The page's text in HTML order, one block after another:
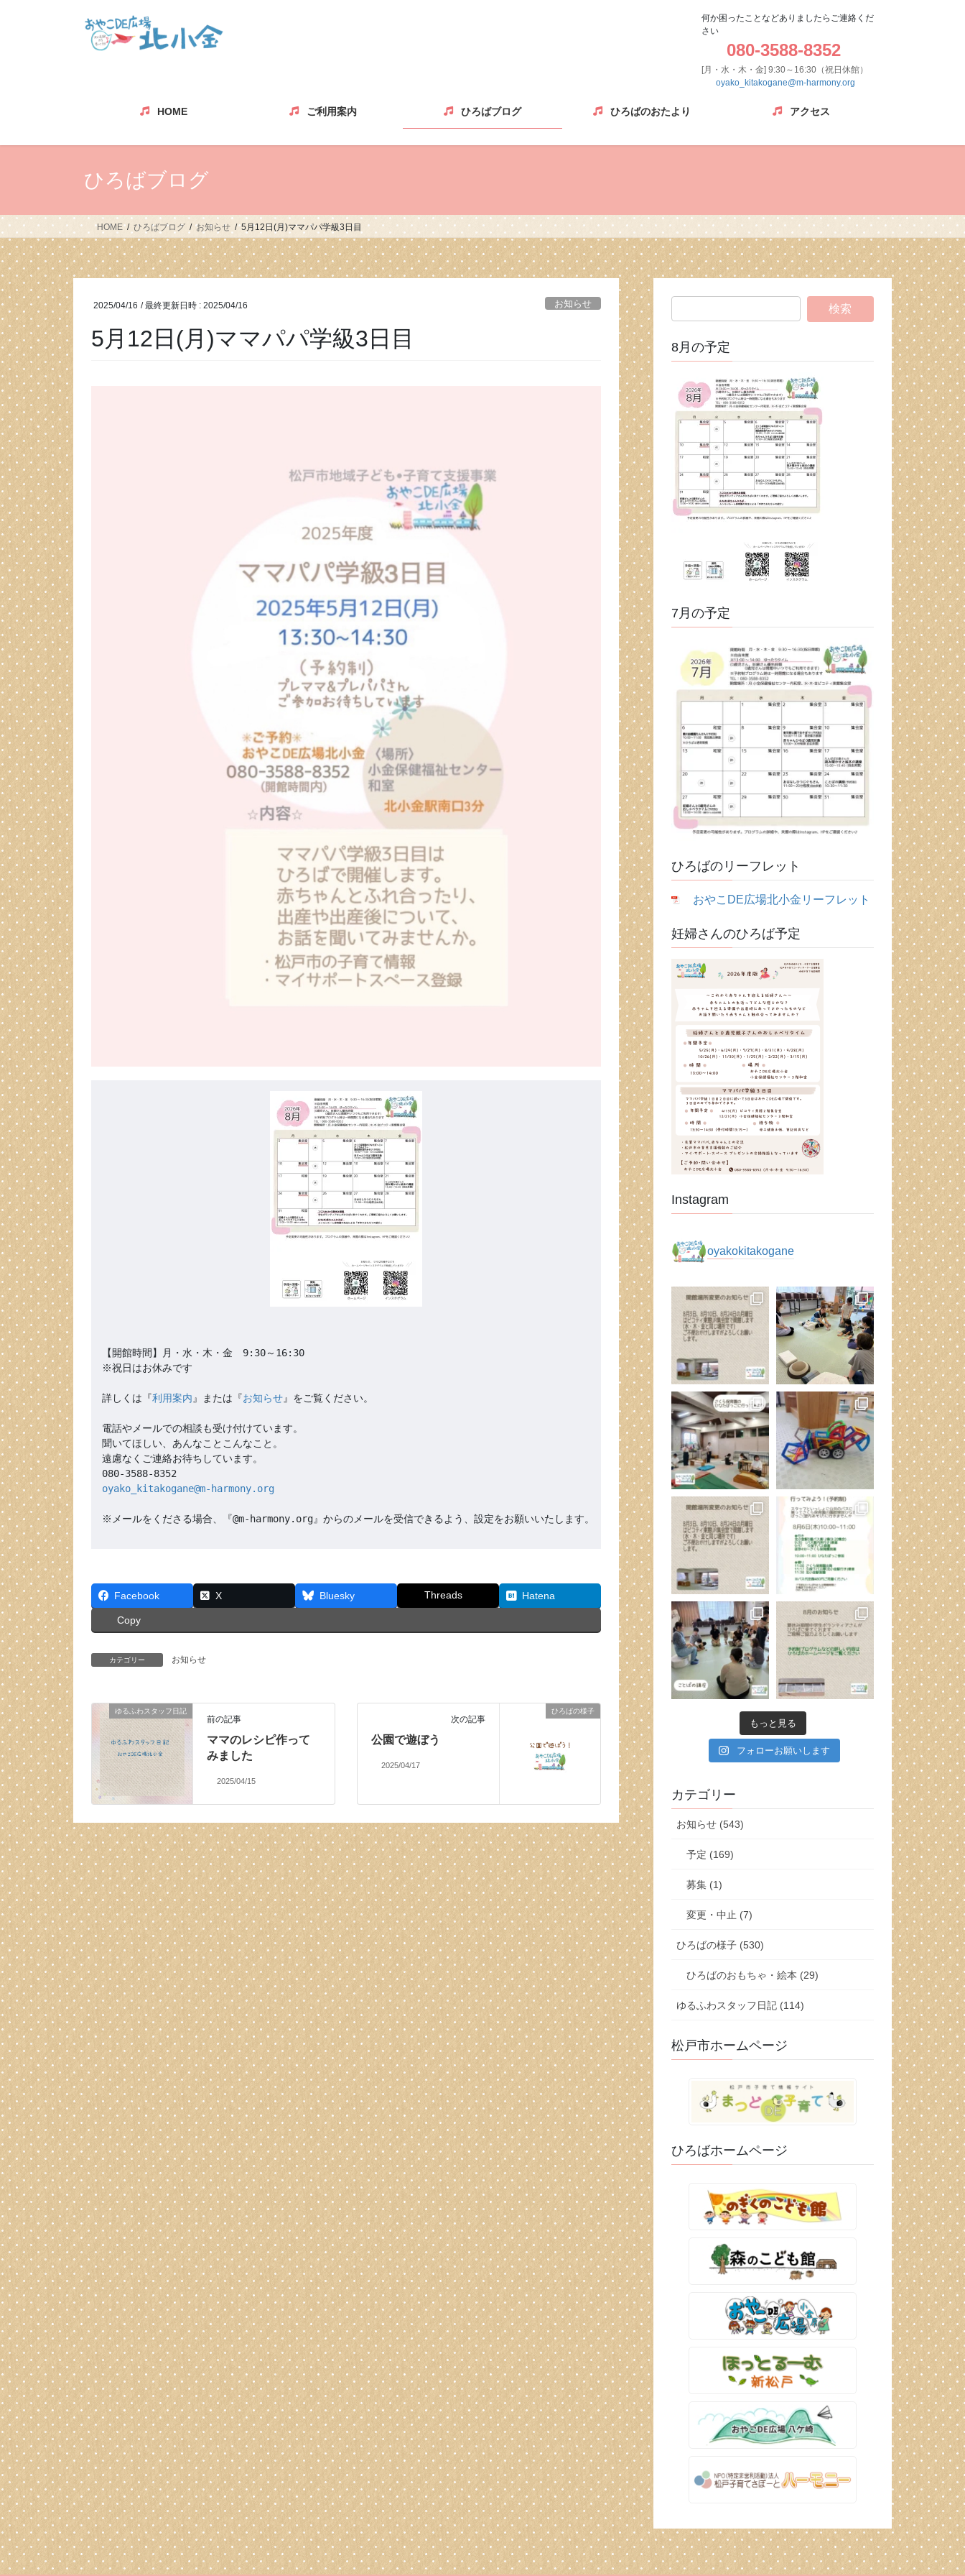
ッ
移
何か困ったことなどありましたらご連絡くだ
さい
080-3588-8352
[月・水・木・金] 9:30～16:30（祝日休館）
oyako_kitakogane@m-harmony.org
HOME ご利用案内 ひろばブログ ひろばのおたより アクセス
ひろばブログ
HOME ひろばブログ お知らせ 5月12日(月)ママパパ学級3日目
2025/04/16 / 最終更新日時 : 2025/04/16 お知らせ
5月12日(月)ママパパ学級3日目
【開館時間】月・水・木・金　9:30～16:30
※祝日はお休みです
詳しくは『利用案内 』または『お知らせ』をご覧ください。
電話やメールでの相談も受け付けています。
聞いてほしい、あんなことこんなこと。
遠慮なくご連絡お待ちしています。
oyako_kitakogane@m-harmony.org
※メールをくださる場合、『@m-harmony.org』からのメールを受信できるよう、設定をお願いいたします。
Facebook X Bluesky Threads Hatena
Copy
カテゴリー お知らせ
ゆるふわスタッフ日記
前の記事
ママのレシピ作って
みました
2025/04/15
ひろばの様子
次の記事
公園で遊ぼう
2025/04/17
8月の予定
7月の予定
ひろばのリーフレット
おやこDE広場北小金リーフレット
妊婦さんのひろば予定
Instagram
oyakokitakogane
もっと見る
フォローお願いします
カテゴリー
お知らせ (543)
予定 (169)
募集 (1)
変更・中止 (7)
ひろばの様子 (530)
ひろばのおもちゃ・絵本 (29)
ゆるふわスタッフ日記 (114)
松戸市ホームページ
ひろばホームページ